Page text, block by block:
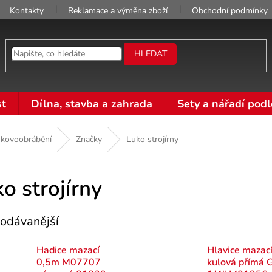
Kontakty Reklamace a výměna zboží Obchodní podmínky
HLEDAT
Dílna, stavba a zahrada Sety a nářadí
Značky Luko strojírny
strojírny
Hadice mazací
0,5m M07707
Hlavice mazací
kulová přímá